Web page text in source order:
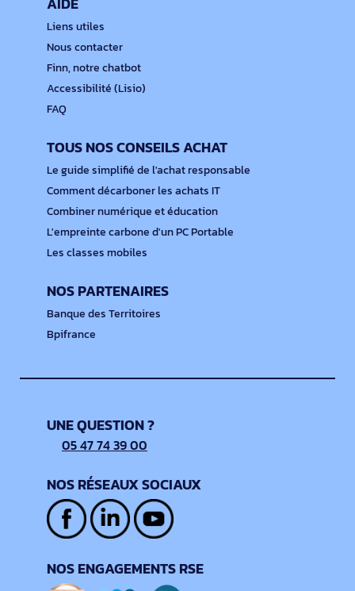
Liens utiles
Nous contacter
Finn, notre chatbot
Accessibilité (Lisio)
FAQ
TOUS NOS CONSEILS ACHAT
Le guide simplifié de l'achat responsable
Comment décarboner les achats IT
Combiner numérique et éducation
L'empreinte carbone d'un PC Portable
Les classes mobiles
NOS PARTENAIRES
Banque des Territoires
Bpifrance
UNE QUESTION ?
05 47 74 39 00
NOS RÉSEAUX SOCIAUX
NOS ENGAGEMENTS RSE